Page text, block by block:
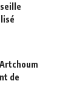
de